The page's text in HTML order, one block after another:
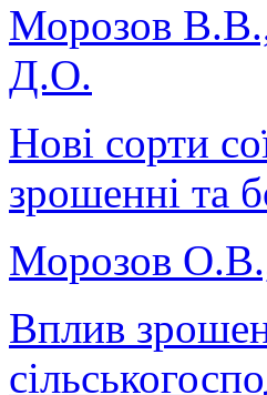
Морозов
Д.О.
Нові сорти
зрошенні та
Морозов
Вплив